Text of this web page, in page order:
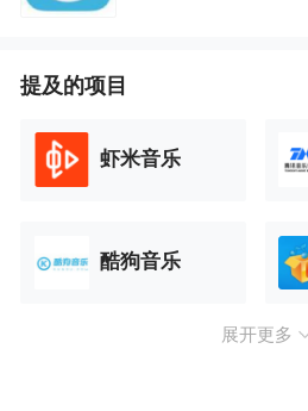
提及的项目
虾米音乐
酷狗音乐
展开更多